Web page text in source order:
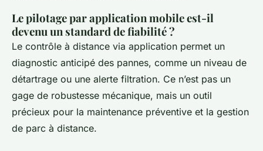
Le pilotage par application mobile est-il
devenu un standard de fiabilité ?
Le contrôle à distance via application permet un
diagnostic anticipé des pannes, comme un niveau de
détartrage ou une alerte filtration. Ce n’est pas un
gage de robustesse mécanique, mais un outil
précieux pour la maintenance préventive et la gestion
de parc à distance.